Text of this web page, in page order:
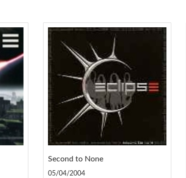
Second to None
05/04/2004